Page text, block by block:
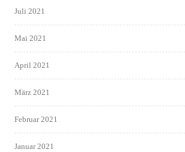
Juli 2021
Mai 2021
April 2021
März 2021
Februar 2021
Januar 2021